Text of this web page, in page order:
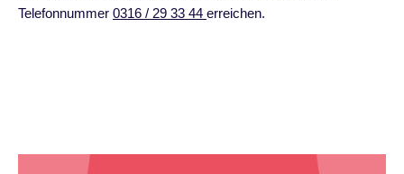
Telefonnummer 0316 / 29 33 44 erreichen.